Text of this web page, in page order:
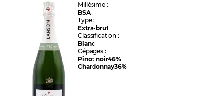
Millésime :
BSA
Type :
Extra-brut
Classification :
Blanc
Cépages :
Pinot noir46%
Chardonnay36%